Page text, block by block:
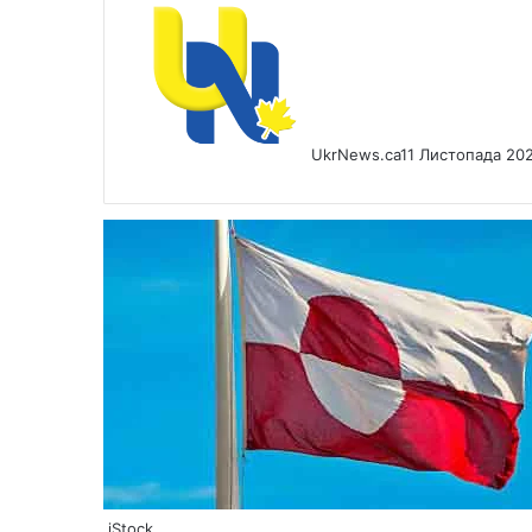
UkrNews.ca11 Листопада